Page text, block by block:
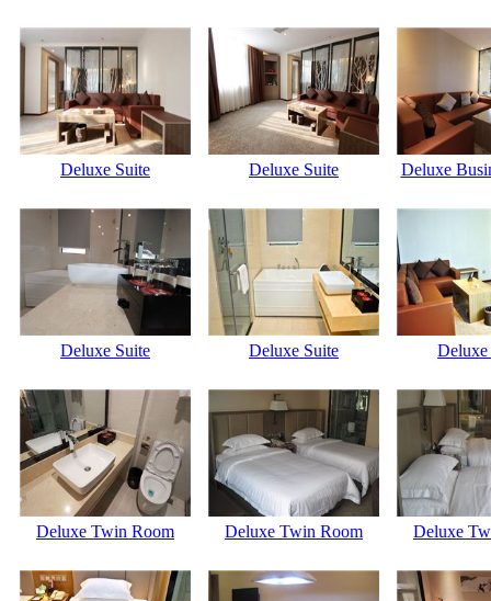
Deluxe Suite Deluxe Suite Deluxe
Deluxe Suite Deluxe Suite Deluxe
Deluxe Twin Room Deluxe Twin Room Deluxe